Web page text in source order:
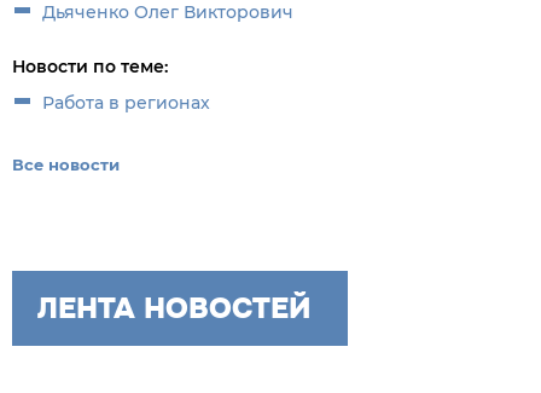
Дьяченко Олег Викторович
Новости по теме:
Работа в регионах
Все новости
ЛЕНТА НОВОСТЕЙ